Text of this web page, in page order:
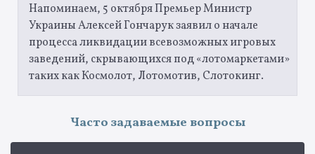
Напоминаем, 5 октября Премьер Министр
Украины Алексей Гончарук заявил о начале
процесса ликвидации всевозможных игровых
заведений, скрывающихся под «лотомаркетами»
таких как Космолот, Лотомотив, Слотокинг.
Часто задаваемые вопросы